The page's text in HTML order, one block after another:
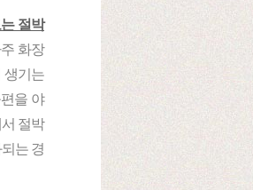
절박
화장
생기는
을 야
절박
는 경